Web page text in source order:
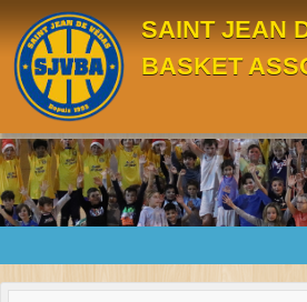
SAINT JEAN
BASKET
Panneau de gestion des cookies